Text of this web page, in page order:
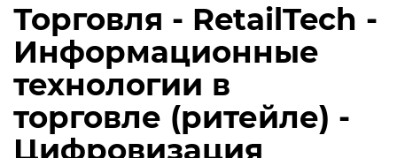
Торговля - RetailTech -
Информационные
технологии в
торговле (ритейле) -
Цифровизация